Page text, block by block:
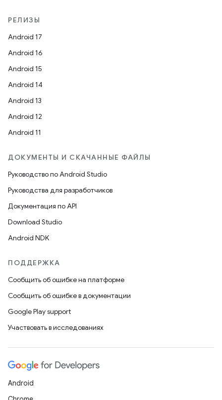
РЕЛИЗЫ
Android 17
Android 16
Android 15
Android 14
Android 13
Android 12
Android 11
ДОКУМЕНТЫ И СКАЧАННЫЕ ФАЙЛЫ
Руководство по Android Studio
Руководства для разработчиков
Документация по API
Download Studio
Android NDK
ПОДДЕРЖКА
Сообщить об ошибке на платформе
Сообщить об ошибке в документации
Google Play support
Участвовать в исследованиях
Android